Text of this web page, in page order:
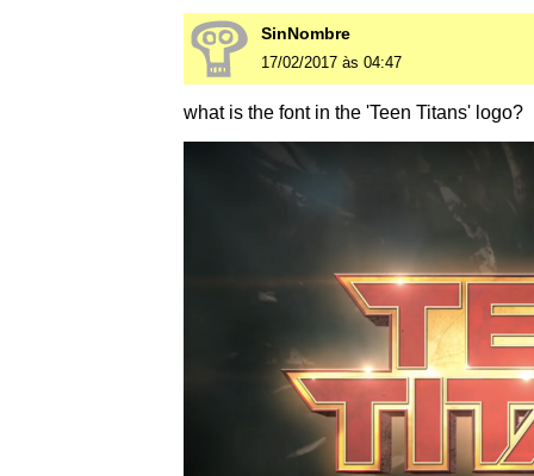
SinNombre
17/02/2017 às 04:47
what is the font in the 'Teen Titans' logo?